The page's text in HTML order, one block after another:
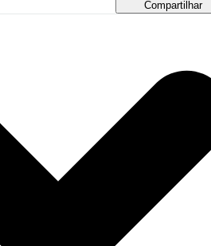
Compartilhar